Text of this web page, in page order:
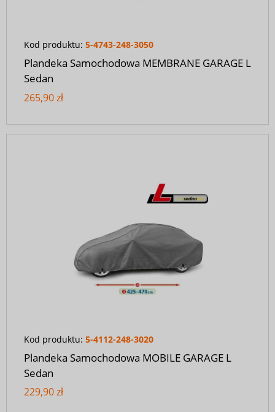
Kod produktu: 5-4743-248-3050
Plandeka Samochodowa MEMBRANE GARAGE L
Sedan
265,90 zł
Kod produktu: 5-4112-248-3020
Plandeka Samochodowa MOBILE GARAGE L
Sedan
229,90 zł